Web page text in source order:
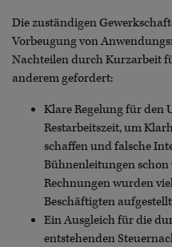
Die zuständigen
Vorbeugung von
Nachteilen durch Kurzarbeit
anderem gefordert:
Klare Regelung für den
Restarbeitszeit, um
schaffen und falsche
Bühnenleitungen
Rechnungen wurden
Beschäftigten
Ein Ausgleich für die
entstehenden